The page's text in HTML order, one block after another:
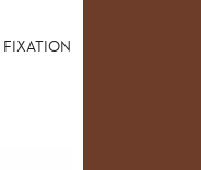
FIXATION